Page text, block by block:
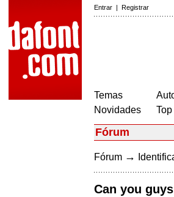
Entrar | Registrar
Temas
Novidades
Top
Fórum
Fórum →
Can you